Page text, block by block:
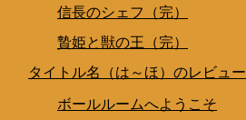
信長のシェフ（完）
贄姫と獣の王（完）
タイトル名（は～ほ）のレビュー
ボールルームへようこそ